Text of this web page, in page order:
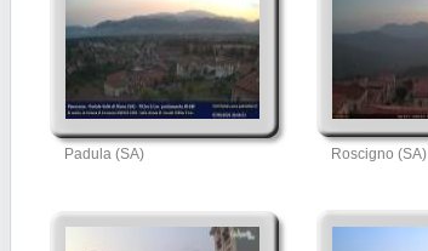
Padula (SA) Roscigno (SA)